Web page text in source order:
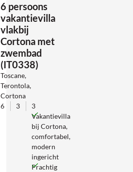
6 persoons
vakantievilla
vlakbij
Cortona met
zwembad
(IT0338)
Toscane,
Terontola,
Cortona
6
3
3
Vakantievilla
bij Cortona,
comfortabel,
modern
ingericht
Prachtig